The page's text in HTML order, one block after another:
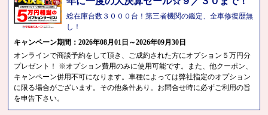
総在庫台数３０００台！第三者機関の鑑定、全車修復歴無
し！
キャンペーン期間：2026年08月01日～2026年09月30日
オンラインで商談予約をして頂き、ご成約された方にオプション５万円分
プレゼント！ ※オプション費用のみに使用可能です。また、他クーポン、
キャンペーン併用不可になります。車種によっては弊社指定のオプション
に限る場合がございます。その他条件あり。お問合せ時に必ずご利用の旨
を申告下さい。